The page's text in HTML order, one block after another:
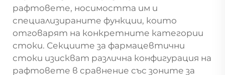
рафтовете, носимостта им и
специализираните функции, които
отговарят на конкретните категории
стоки. Секциите за фармацевтични
стоки изискват различна конфигурация на
рафтовете в сравнение със зоните за